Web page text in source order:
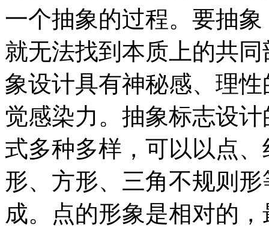
一个抽象的过程。要抽
就无法找到本质上的共
象设计具有神秘感、理
觉感染力。抽象标志设
式多种多样，可以以点
形、方形、三角不规则
成。点的形象是相对的